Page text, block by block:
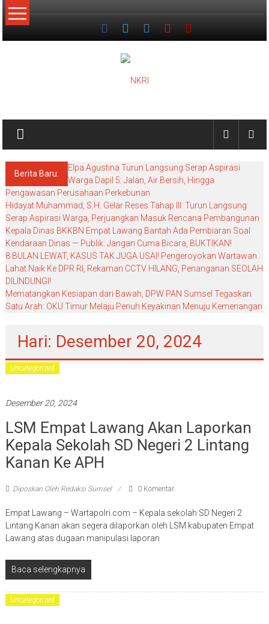
Lompat
ke
NKRI
Jurnalisme
Berita Baru:
Elpa Agustina Turun Langsung Serap Aspirasi
Warga Dapil 5: Jalan, Air Bersih, Hingga
Pengawasan Perusahaan Perkebunan
Hidayat Muhammad, S.H. Gelar Reses Tahap III: Turun Langsung
Serap Aspirasi Warga, Perjuangkan Masuk Rencana Pembangunan
Kepala Dinas BKKBN Empat Lawang Bantah Ada Pembiaran Soal
Kendaraan Dinas — Publik: Jangan Cuma Bicara, BUKTIKAN!
8 BULAN LEWAT, KASUS TAK JUGA USAI! Pengeroyokan Wartawan
Lahat Naik Ke DPR RI, Rekaman CCTV HILANG, Penanganan SEOLAH
DILINDUNGI!
Mematangkan Kesiapan dari Bawah, DPW PAN Sumsel Tegaskan
Satu Arah: OKU Timur Melaju Penuh Keyakinan Menuju Kemenangan
Hari: Desember 20, 2024
Uncategorized
Desember 20, 2024
LSM Empat Lawang Akan Laporkan
Kepala Sekolah SD Negeri 2 Lintang
Kanan Ke APH
Diposkan Oleh:Redaksi Sumsel 0 Komentar
Empat Lawang – Wartapolri.com – Kepala sekolah SD Negeri 2
Lintang Kanan akan segera dilaporkan oleh LSM kabupaten Empat
Lawang atas dugaan manipulasi laporan
Baca selengkapnya
Uncategorized